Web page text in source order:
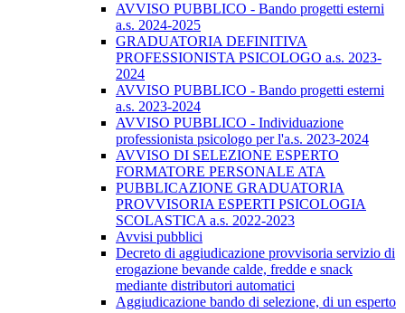
AVVISO PUBBLICO - Bando progetti esterni
a.s. 2024-2025
GRADUATORIA DEFINITIVA
PROFESSIONISTA PSICOLOGO a.s. 2023-
2024
AVVISO PUBBLICO - Bando progetti esterni
a.s. 2023-2024
AVVISO PUBBLICO - Individuazione
professionista psicologo per l'a.s. 2023-2024
AVVISO DI SELEZIONE ESPERTO
FORMATORE PERSONALE ATA
PUBBLICAZIONE GRADUATORIA
PROVVISORIA ESPERTI PSICOLOGIA
SCOLASTICA a.s. 2022-2023
Avvisi pubblici
Decreto di aggiudicazione provvisoria servizio di
erogazione bevande calde, fredde e snack
mediante distributori automatici
​Aggiudicazione bando di selezione, di un esperto